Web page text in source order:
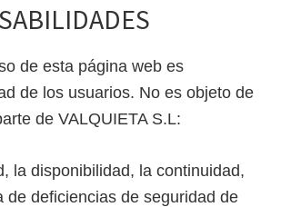
de esta página web es
de los usuarios. No es objeto de
de VALQUIETA S.L:
la disponibilidad, la continuidad,
de deficiencias de seguridad de